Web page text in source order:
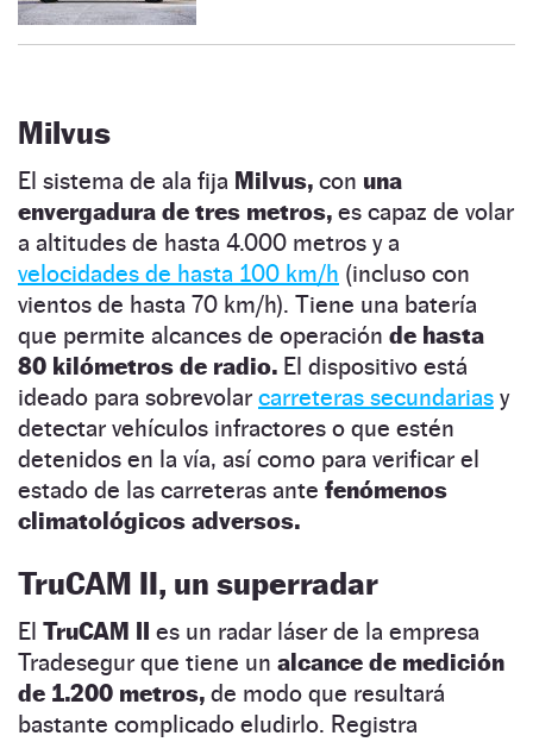
Milvus
El sistema de ala fija Milvus, con una
envergadura de tres metros, es capaz de volar
a altitudes de hasta 4.000 metros y a
velocidades de hasta 100 km/h (incluso con
vientos de hasta 70 km/h). Tiene una batería
que permite alcances de operación de hasta
80 kilómetros de radio. El dispositivo está
ideado para sobrevolar carreteras secundarias y
detectar vehículos infractores o que estén
detenidos en la vía, así como para verificar el
estado de las carreteras ante fenómenos
climatológicos adversos.
TruCAM II, un superradar
El TruCAM II es un radar láser de la empresa
Tradesegur que tiene un alcance de medición
de 1.200 metros, de modo que resultará
bastante complicado eludirlo. Registra